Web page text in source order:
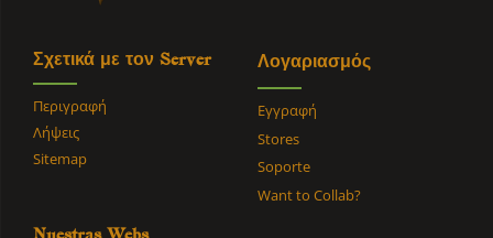
Σχετικά με τον Server
Περιγραφή
Λήψεις
Sitemap
Λογαριασμός
Εγγραφή
Stores
Soporte
Want to Collab?